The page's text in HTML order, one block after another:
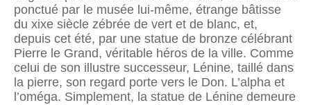
ponctué par le musée lui-même, étrange bâtisse
du xixe siècle zébrée de vert et de blanc, et,
depuis cet été, par une statue de bronze célébrant
Pierre le Grand, véritable héros de la ville. Comme
celui de son illustre successeur, Lénine, taillé dans
la pierre, son regard porte vers le Don. L’alpha et
l’oméga. Simplement, la statue de Lénine demeure